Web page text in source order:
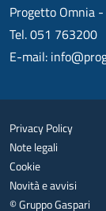
Progetto Omnia
Tel. 051 763200
E-mail:
Privacy Policy
Note legali
Cookie
Novità e avvisi
© Gruppo Gaspari